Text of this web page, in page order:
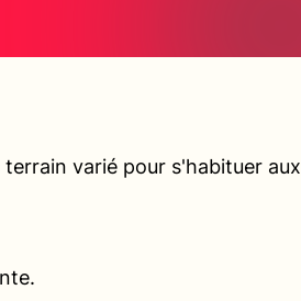
varié pour s'habituer aux